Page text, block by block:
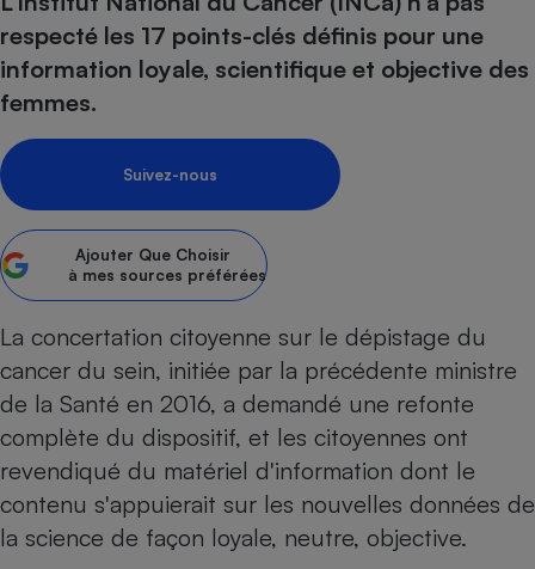
respecté les 17 points-clés définis pour une
information loyale, scientifique et objective des
femmes.
Suivez-nous
Ajouter Que Choisir
à mes sources préférées
La concertation citoyenne sur le dépistage du
cancer du sein, initiée par la précédente ministre
de la Santé en 2016, a demandé une refonte
complète du dispositif, et les citoyennes ont
revendiqué du matériel d'information dont le
contenu s'appuierait sur les nouvelles données de
la science de façon loyale, neutre, objective.
Sécurité - Hygiène
Supermarché - Drive
Assurance
Banque - Crédit
Mutuelle
Circulation routière
Contrôle technique -
Moto
Comparateur auto
Supermarché - Drive
Comparatif plaque à
Comparatif hotte
Comparatif aspirateur
Comparatif cafetière
Comparatif robot cuiseur
Comparatif centrale
Gros électroménager
Comparatif barre de son
Comparatif imprimante
Comparatif tablette
Image et son
Informatique
Internet
Téléphonie
Crédit immobilier
Comparatif poêle à
Comparatif radiateur
Bricolage - Jardinage
Chauffage
Produit d'entretien
Sécurité domestique
Système de santé -
Retraite
Choisir son fioul
Choisir son pellet
Comparateur assurance emprunteur
Tous les comparateurs
Speedtest - Testez le débit de votre
connexion Internet